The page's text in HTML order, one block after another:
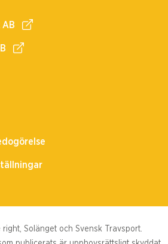
Solänget och Svensk Travsport.